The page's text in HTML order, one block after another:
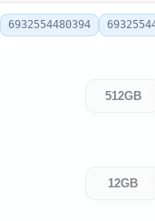
6932554480394
512GB
12GB